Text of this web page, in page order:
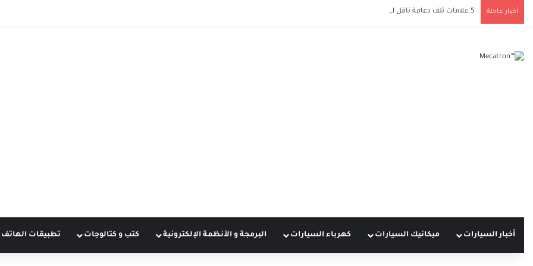
أخبار عاجلة 5 علامات تلف دعامة ناقل الحركة يجب ألا تتجاهلها لحماية سيارتك
أخبار السيارات ميكانيك السيارات كهرباء السيارات البرمجة و الأنظمة الإلكترونية كتب و كتالوجات تطبيقات الهاتف